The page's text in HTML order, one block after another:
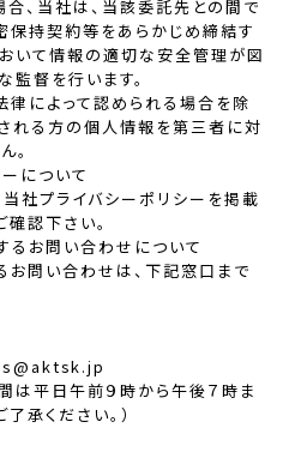
合、当社は、当該委託先との間で
持契約等をあらかじめ締結す
いて情報の適切な安全管理が図
監督を行います。
律によって認められる場合を除
れる方の個人情報を第三者に対
。
について
社プライバシーポリシーを掲載
確認下さい。
お問い合わせについて
問い合わせは、下記窓口まで
は平日午前９時から午後７時ま
承ください。）